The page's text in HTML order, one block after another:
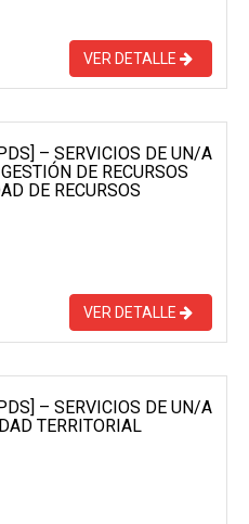
VER DETALLE
– SERVICIOS DE UN/A
DE RECURSOS
DE RECURSOS
VER DETALLE
– SERVICIOS DE UN/A
TERRITORIAL